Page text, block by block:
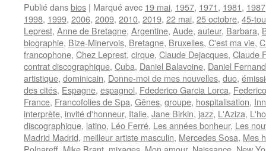
Publié dansbios | Marqué avec 19 mai, 1957, 1971, 1981, 1987
1998, 1999, 2006, 2009, 2010, 2019, 22 mai, 25 octobre, 45-
Leprest, Anne de Bretagne, Argentine, Aude, auteur, Barbara,
biographie, Bize-Minervois, Bretagne, Bruxelles, C'est ma vie,
francophone, Chez Leprest, cirque, Claude Dejacques, Claude
contrat discographique, Cuba, Daniel Balavoine, Daniel
artistique, dominicain, Donne-moi de mes nouvelles, duo,
des cités, Espagne, espagnol, Fdederico Garcia Lorca,
France, Francofolies de Spa, Gênes, groupe, hospitalisation,
interprète, invité d'honneur, Italie, Jane Birkin, jazz, L'Aziza,
discographique, latino, Léo Ferré, Les années bonheur, Les
Madrid Madrid, meilleur artiste masculin, Mercedes Sosa, Mes